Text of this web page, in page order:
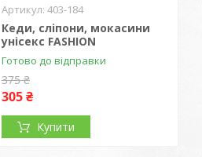
403-184
Кеди, сліпони, мокасини
унісекс FASHION
Готово до відправки
375 ₴
305 ₴
Купити